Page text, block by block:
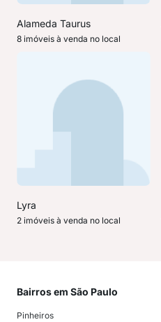
Alameda Taurus
8 imóveis à venda no local
Lyra
2 imóveis à venda no local
Bairros em São Paulo
Pinheiros